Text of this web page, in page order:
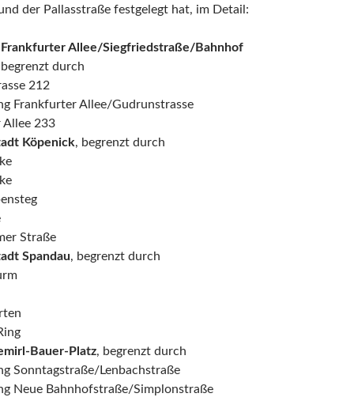
der Pallasstraße festgelegt hat, im Detail:
Allee/Siegfriedstraße/Bahnhof
durch
212
Frankfurter Allee/Gudrunstrasse
233
Köpenick, begrenzt durch
Straße
Spandau, begrenzt durch
Bauer-Platz, begrenzt durch
Sonntagstraße/Lenbachstraße
Neue Bahnhofstraße/Simplonstraße